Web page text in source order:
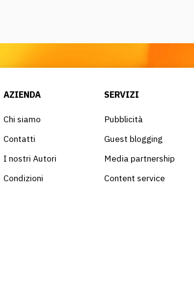
AZIENDA
Chi siamo
Contatti
I nostri Autori
Condizioni
SERVIZI
Pubblicità
Guest blogging
Media partnership
Content service